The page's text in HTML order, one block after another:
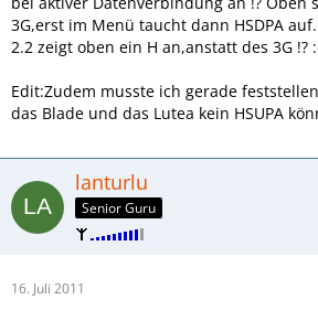
3G,erst im Menü taucht dann HSDPA
2.2 zeigt oben ein H an,anstatt des 3G !?
Edit:Zudem musste ich gerade
das Blade und das Lutea kein HSUPA
lanturlu
Senior Guru
16. Juli 2011